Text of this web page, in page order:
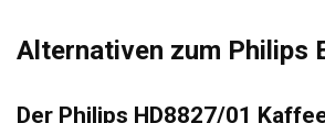
Alternativen zum Philips
Der Philips HD8827/01